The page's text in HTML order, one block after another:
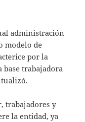
administración
modelo de
por la
base trabajadora
trabajadores y
la entidad, ya